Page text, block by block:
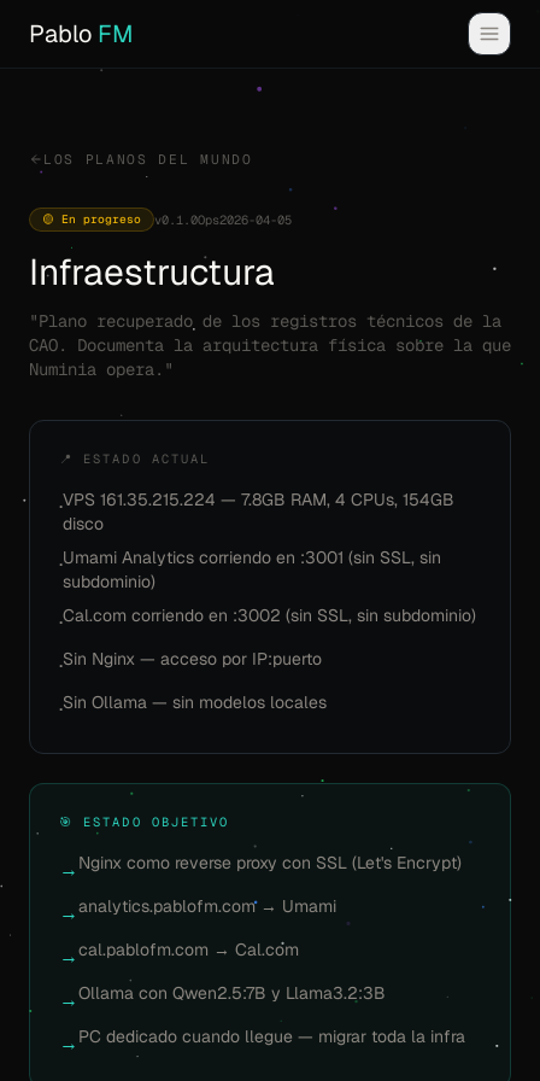
Pablo FM
LOS PLANOS DEL MUNDO
🟡 En progreso v0.1.0Ops2026-04-05
Infraestructura
"Plano recuperado de los registros técnicos de la
CAO. Documenta la arquitectura física sobre la que
Numinia opera."
📍 ESTADO ACTUAL
·VPS 161.35.215.224 — 7.8GB RAM, 4 CPUs, 154GB
disco
·Umami Analytics corriendo en :3001 (sin SSL, sin
subdominio)
·Cal.com corriendo en :3002 (sin SSL, sin subdominio)
·Sin Nginx — acceso por IP:puerto
·Sin Ollama — sin modelos locales
🎯 ESTADO OBJETIVO
→ Nginx como reverse proxy con SSL (Let's Encrypt)
→analytics.pablofm.com → Umami
→cal.pablofm.com → Cal.com
→Ollama con Qwen2.5:7B y Llama3.2:3B
→ PC dedicado cuando llegue — migrar toda la infra